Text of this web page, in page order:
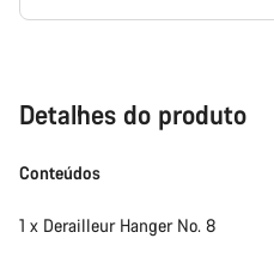
Detalhes do produto
Conteúdos
1 x Derailleur Hanger No. 8